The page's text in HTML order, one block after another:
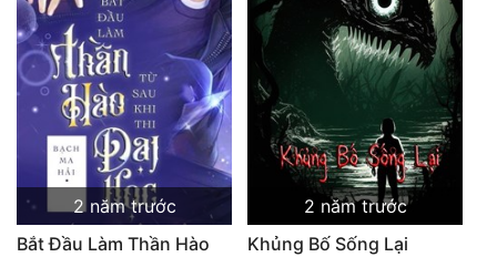
2 năm trước
Bắt Đầu Làm Thần Hào
2 năm trước
Khủng Bố Sống Lại